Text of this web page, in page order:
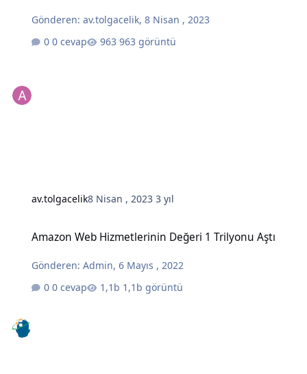
Gönderen:av.tolgacelik,8 Nisan , 2023
0 cevap
963 görüntü
av.tolgacelik8 Nisan , 20233 yıl
Amazon Web Hizmetlerinin Değeri 1 Trilyonu Aştı
Gönderen:Admin,6 Mayıs , 2022
0 cevap
1,1b görüntü